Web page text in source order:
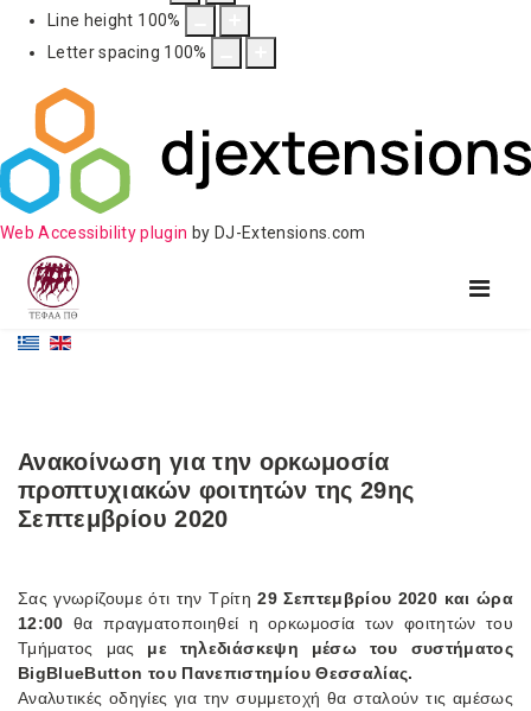
Line height 100%
Letter spacing 100%
Web Accessibility plugin by DJ-Extensions.com
Ανακοίνωση για την ορκωμοσία
προπτυχιακών φοιτητών της 29ης
Σεπτεμβρίου 2020
Σας γνωρίζουμε ότι την Τρίτη29 Σεπτεμβρίου 2020 και ώρα
12:00 θα πραγματοποιηθεί η ορκωμοσία των φοιτητών του
Τμήματος μας με τηλεδιάσκεψη μέσω του συστήματος
BigBlueButton του Πανεπιστημίου Θεσσαλίας.
Αναλυτικές οδηγίες για την συμμετοχή θα σταλούν τις αμέσως